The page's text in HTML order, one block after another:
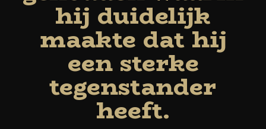
hij duidelijk
maakte dat hij
een sterke
tegenstander
heeft.